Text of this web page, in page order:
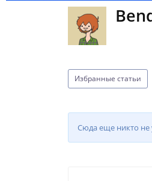
Избранные статьи
Сюда еще никто не